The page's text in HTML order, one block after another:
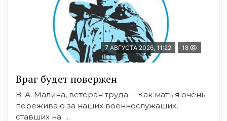
7 АВГУСТА 2026, 11:22 18
Враг будет повержен
В. А. Малина, ветеран труда: – Как мать я очень
переживаю за наших военнослужащих,
ставших на ...